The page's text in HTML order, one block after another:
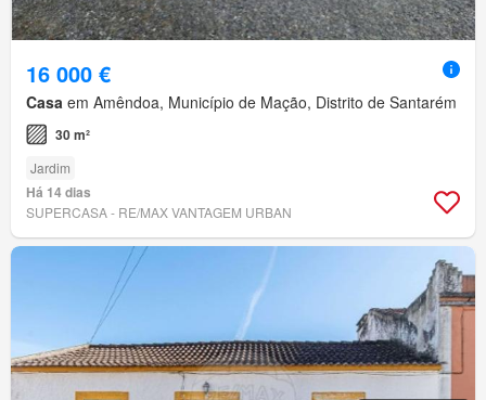
16 000 €
Casa em Amêndoa, Município de Mação, Distrito de Santarém
30 m²
Jardim
Há 14 dias
SUPERCASA - RE/MAX VANTAGEM URBAN